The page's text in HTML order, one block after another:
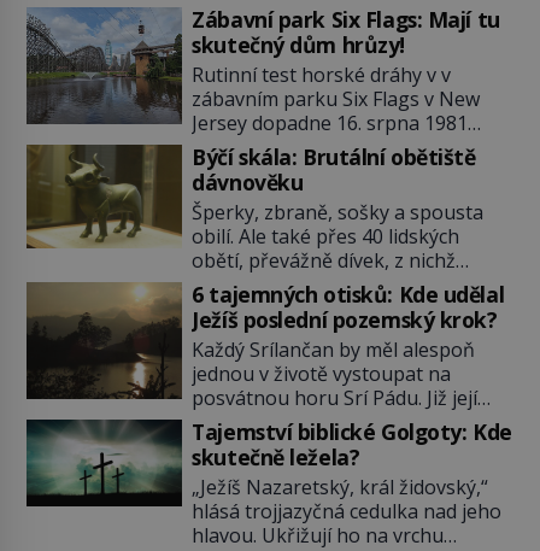
Zábavní park Six Flags: Mají tu
skutečný dům hrůzy!
Rutinní test horské dráhy v v
zábavním parku Six Flags v New
Jersey dopadne 16. srpna 1981
katastrofou. 20letý technik Scott
Tyler se zřítí na zem! Zranění jsou
neslučitelná se životem. „Nepoužil
bezpečnostní zábranu,“ osvětlí
smrtelnou nehodu tiskový mluvčí
parku a vyšetřovatelé mu dávají za
pravdu: „Atrakce je v pořádku.“ A
pak přijde srpen roku […]
Býčí skála: Brutální obětiště
dávnověku
Šperky, zbraně, sošky a spousta
obilí. Ale také přes 40 lidských
obětí, převážně dívek, z nichž
některým rozetnou hlavu a
useknou končetiny. To je slavný
halštatský pohřeb. V Evropě
nevídaný objev, který dodnes
neumíme vysvětlit… Jeho koníčkem
je „slepá jeskynní zvířena“, a díky
tomu, přestože je hlavně lékař,
objeví řadu nových organismů.
Jindřich Wankel (1821–1897) […]
6 tajemných otisků: Kde udělal
Ježíš poslední pozemský krok?
Každý Srílančan by měl alespoň
jednou v životě vystoupat na
posvátnou horu Srí Pádu. Již její
název nám v překladu prozradí
tajemství: Znamená „Svatá stopa“.
Zbývá se jen pohádat, čí že ta
stopa tedy vlastně je…? O její
důležitosti nám referuje již Marco
Polo (1254–1324). Není se co divit,
Tajemství biblické Golgoty: Kde
skutečně ležela?
„Ježíš Nazaretský, král židovský,“
hlásá trojjazyčná cedulka nad jeho
hlavou. Ukřižují ho na vrchu